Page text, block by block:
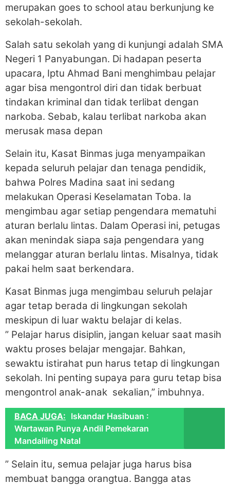
merupakan goes to school atau berkunjung ke
sekolah-sekolah.
Salah satu sekolah yang di kunjungi adalah SMA
Negeri 1 Panyabungan. Di hadapan peserta
upacara, Iptu Ahmad Bani menghimbau pelajar
agar bisa mengontrol diri dan tidak berbuat
tindakan kriminal dan tidak terlibat dengan
narkoba. Sebab, kalau terlibat narkoba akan
merusak masa depan
Selain itu, Kasat Binmas juga menyampaikan
kepada seluruh pelajar dan tenaga pendidik,
bahwa Polres Madina saat ini sedang
melakukan Operasi Keselamatan Toba. Ia
mengimbau agar setiap pengendara mematuhi
aturan berlalu lintas. Dalam Operasi ini, petugas
akan menindak siapa saja pengendara yang
melanggar aturan berlalu lintas. Misalnya, tidak
pakai helm saat berkendara.
Kasat Binmas juga mengimbau seluruh pelajar
agar tetap berada di lingkungan sekolah
meskipun di luar waktu belajar di kelas.
” Pelajar harus disiplin, jangan keluar saat masih
waktu proses belajar mengajar. Bahkan,
sewaktu istirahat pun harus tetap di lingkungan
sekolah. Ini penting supaya para guru tetap bisa
mengontrol anak-anak sekalian,” imbuhnya.
BACA JUGA: Iskandar Hasibuan :
Wartawan Punya Andil Pemekaran
Mandailing Natal
” Selain itu, semua pelajar juga harus bisa
membuat bangga orangtua. Bangga atas